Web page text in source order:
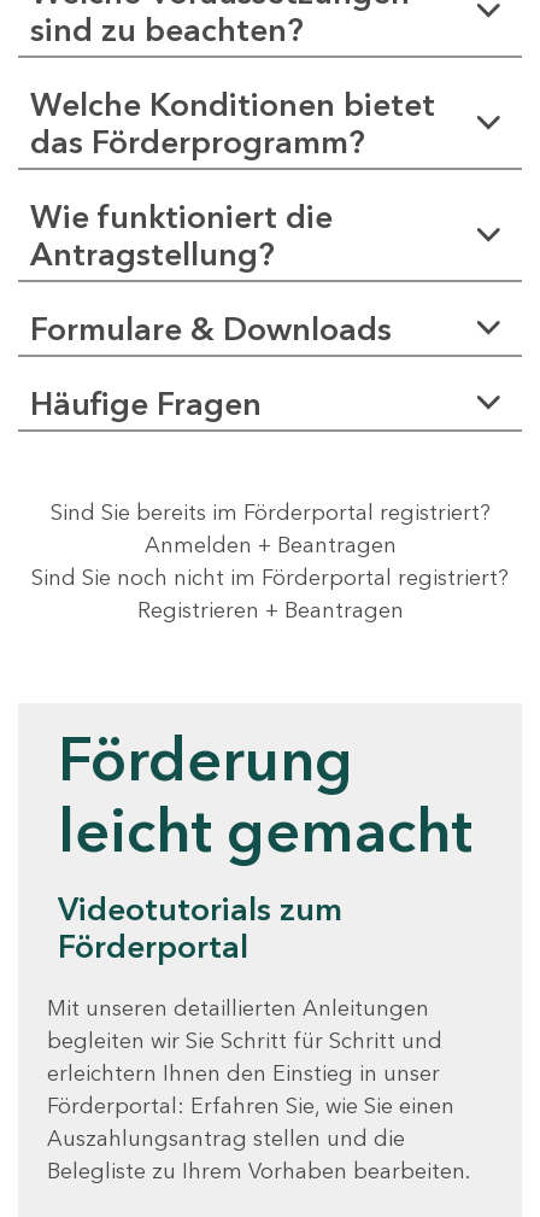
sind zu beachten?
Welche Konditionen bietet
das Förderprogramm?
Wie funktioniert die
Antragstellung?
Formulare & Downloads
Häufige Fragen
Sind Sie bereits im Förderportal registriert?
Anmelden + Beantragen
Sind Sie noch nicht im Förderportal registriert?
Registrieren + Beantragen
Förderung
leicht gemacht
Videotutorials zum
Förderportal
Mit unseren detaillierten Anleitungen
begleiten wir Sie Schritt für Schritt und
erleichtern Ihnen den Einstieg in unser
Förderportal: Erfahren Sie, wie Sie einen
Auszahlungsantrag stellen und die
Belegliste zu Ihrem Vorhaben bearbeiten.